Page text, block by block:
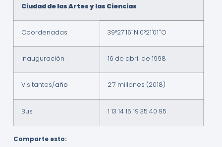
Ciudad de las Artes y las Ciencias
Coordenadas 39°27′16″N 0°21′01″O
Inauguración 16 de abril de 1998
Visitantes/año 2’7 millones (2018)
Bus 1 13 14 15 19 35 40 95
Comparte esto: